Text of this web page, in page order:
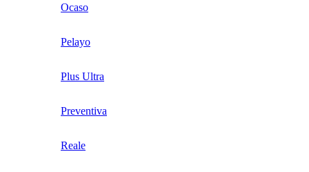
Ocaso
Pelayo
Plus Ultra
Preventiva
Reale